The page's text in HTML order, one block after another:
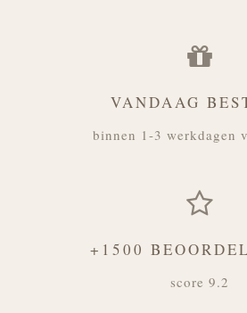
VANDAAG
binnen 1-3 werkdagen
+1500
score 9.2